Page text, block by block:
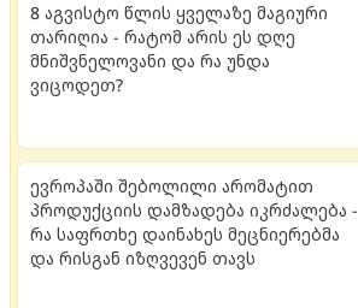
8 აგვისტო წლის ყველაზე მაგიური
თარიღია - რატომ არის ეს დღე
მნიშვნელოვანი და რა უნდა
ვიცოდეთ?
ევროპაში შებოლილი არომატით
პროდუქციის დამზადება იკრძალება -
რა საფრთხე დაინახეს მეცნიერებმა
და რისგან იზღვევენ თავს